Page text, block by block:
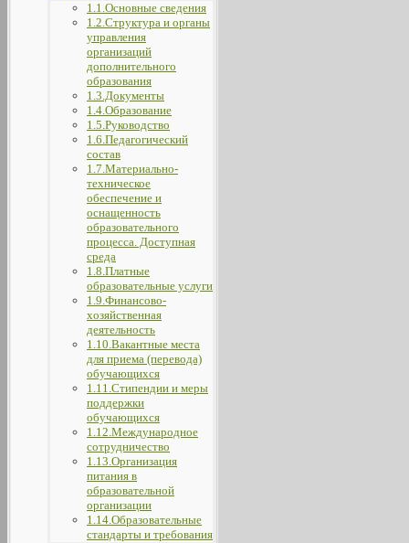
1.1.Основные сведения
1.2.Структура и органы
управления
организаций
дополнительного
образования
1.3.Документы
1.4.Образование
1.5.Руководство
1.6.Педагогический
состав
1.7.Материально-
техническое
обеспечение и
оснащенность
образовательного
процесса. Доступная
среда
1.8.Платные
образовательные услуги
1.9.Финансово-
хозяйственная
деятельность
1.10.Вакантные места
для приема (перевода)
обучающихся
1.11.Стипендии и меры
поддержки
обучающихся
1.12.Международное
сотрудничество
1.13.Организация
питания в
образовательной
организации
1.14.Образовательные
стандарты и требования